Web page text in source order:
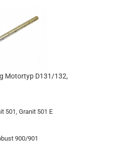
Motortyp D131/132,
501, Granit 501 E
900/901